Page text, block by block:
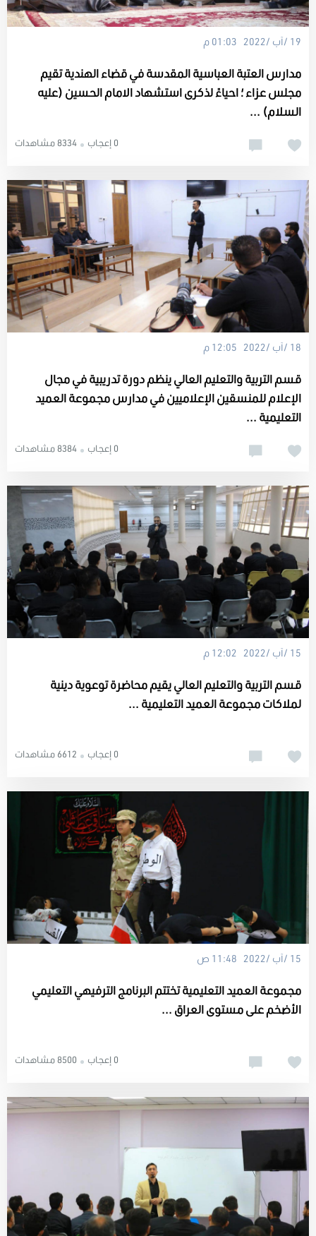
19 /آب /2022 01:03 م
مدارس العتبة العباسية المقدسة في قضاء الهندية تقيم
مجلس عزاء ؛ احياءً لذكرى استشهاد الامام الحسين (عليه
السلام) ...
8334 مشاهدات 0 إعجاب
18 /آب /2022 12:05 م
قسم التربية والتعليم العالي ينظم دورة تدريبية في مجال
الإعلام للمنسقين الإعلاميين في مدارس مجموعة العميد
التعليمية ...
8384 مشاهدات 0 إعجاب
15 /آب /2022 12:02 م
قسم التربية والتعليم العالي يقيم محاضرة توعوية دينية
لملاكات مجموعة العميد التعليمية ...
6612 مشاهدات 0 إعجاب
15 /آب /2022 11:48 ص
مجموعة العميد التعليمية تختتم البرنامج الترفيهي التعليمي
الأضخم على مستوى العراق ...
8500 مشاهدات 0 إعجاب